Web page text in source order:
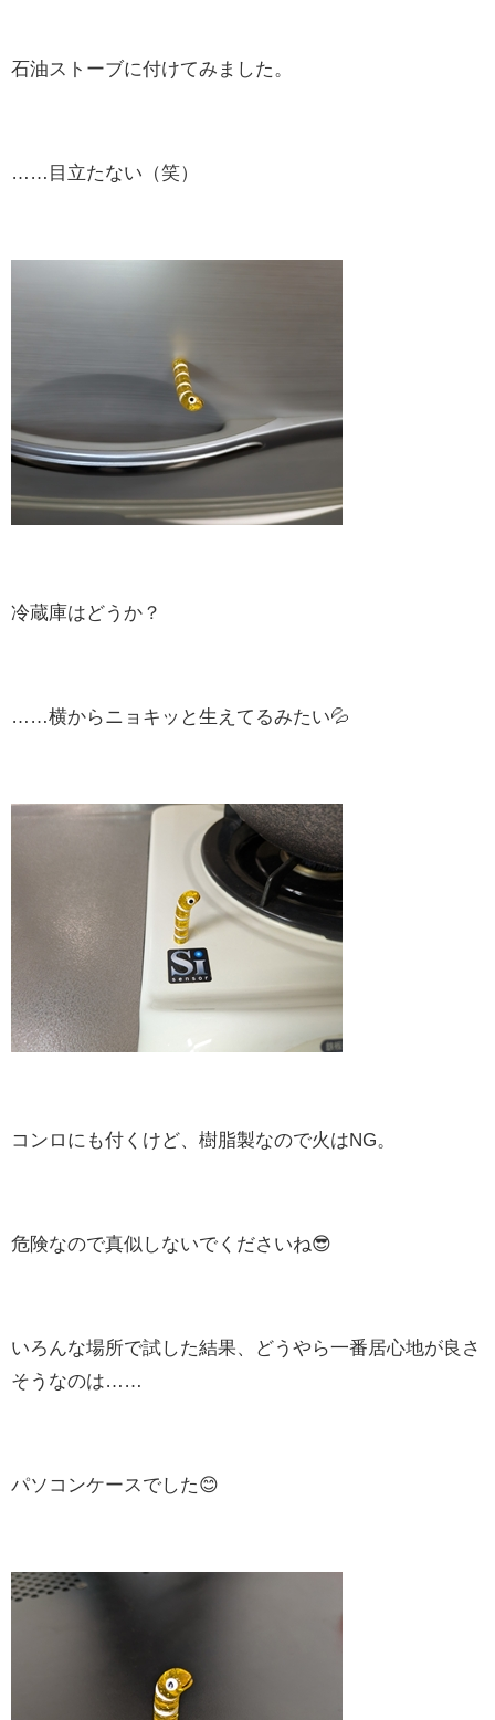
石油ストーブに付けてみました。
……目立たない（笑）
冷蔵庫はどうか？
……横からニョキッと生えてるみたい💦
コンロにも付くけど、樹脂製なので火はNG。
危険なので真似しないでくださいね😎
いろんな場所で試した結果、どうやら一番居心地が良さ
そうなのは……
パソコンケースでした😊